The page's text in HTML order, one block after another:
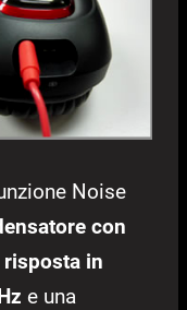
Noise
con
risposta in
e una